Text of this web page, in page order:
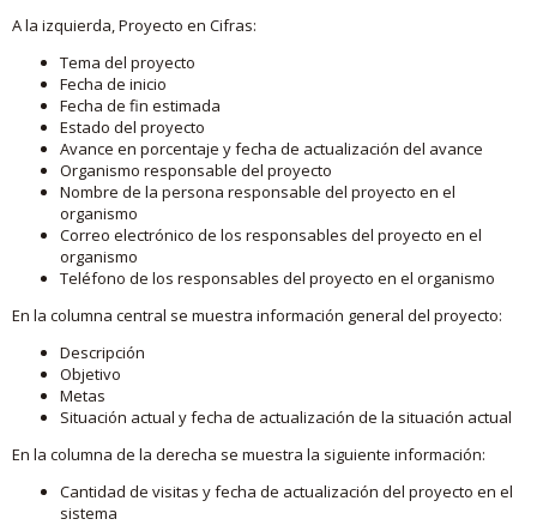
A la izquierda, Proyecto en Cifras:
Tema del proyecto
Fecha de inicio
Fecha de fin estimada
Estado del proyecto
Avance en porcentaje y fecha de actualización del avance
Organismo responsable del proyecto
Nombre de la persona responsable del proyecto en el
organismo
Correo electrónico de los responsables del proyecto en el
organismo
Teléfono de los responsables del proyecto en el organismo
En la columna central se muestra información general del proyecto:
Descripción
Objetivo
Metas
Situación actual y fecha de actualización de la situación actual
En la columna de la derecha se muestra la siguiente información:
Cantidad de visitas y fecha de actualización del proyecto en el
sistema